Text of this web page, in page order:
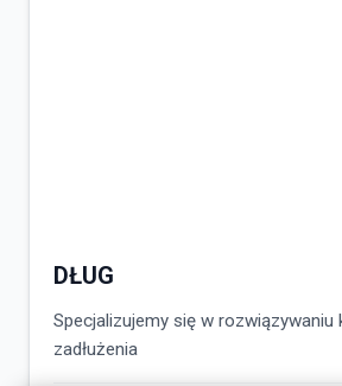
DŁUG
Specjalizujemy się w rozwiązywaniu
zadłużenia